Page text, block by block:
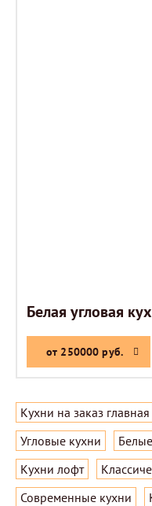
Белая угловая
от 250000 руб.
Кухни на заказ главная
Угловые кухни
Кухни лофт
Современные кухни